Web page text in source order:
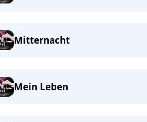
Mitternacht
Mein Leben